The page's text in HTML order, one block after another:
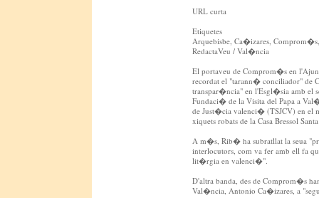
URL curta
Etiquetes
Arquebisbe, Ca�izares,
RedactaVeu / Val�ncia
El portaveu de Comprom�s en
recordat el "tarann� conciliador" de
transpar�ncia" en l'Esgl�sia amb el
Fundaci� de la Visita del Papa a
de Just�cia valenci� (TSJCV) en el
xiquets robats de la Casa Bressol
A m�s, Rib� ha subratllat la seua
interlocutors, com va fer amb ell fa
lit�rgia en valenci�".
D'altra banda, des de Comprom�s
Val�ncia, Antonio Ca�izares, a